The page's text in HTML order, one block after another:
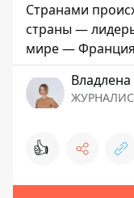
Странами
страны —
мире —
👍